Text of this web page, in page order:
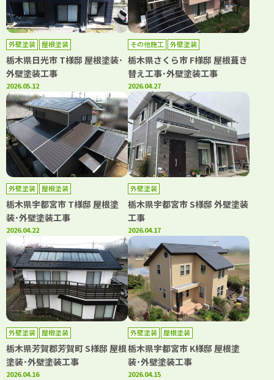
外壁塗装 屋根塗装
栃木県日光市 T様邸 屋根塗装･
外壁塗装工事
2026.05.12
その他施工 外壁塗装
栃木県さくら市 F様邸 屋根葺き
替え工事･外壁塗装工事
2026.04.27
外壁塗装 屋根塗装
栃木県宇都宮市 T様邸 屋根塗
装･外壁塗装工事
2026.04.22
外壁塗装
栃木県宇都宮市 S様邸 外壁塗装
工事
2026.04.17
外壁塗装 屋根塗装
栃木県芳賀郡芳賀町 S様邸 屋根
塗装･外壁塗装工事
2026.04.16
外壁塗装 屋根塗装
栃木県宇都宮市 K様邸 屋根塗
装･外壁塗装工事
2026.04.15